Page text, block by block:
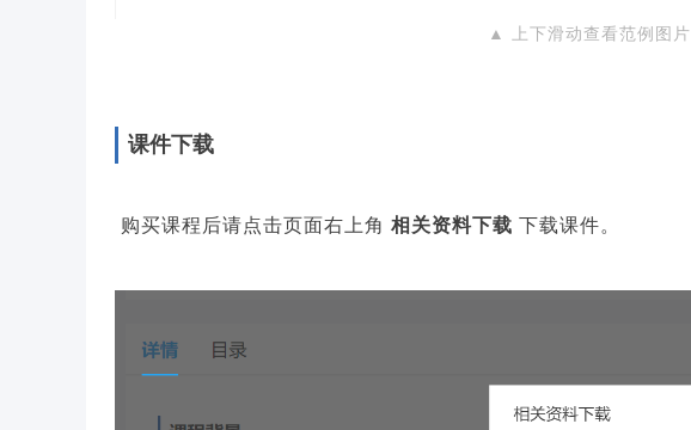
▲ 上下滑动查看范例图片
课件下载
购买课程后请点击页面右上角 相关资料下载 下载课件。